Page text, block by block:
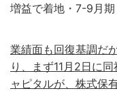
増益で着地・7-9月期
業績面も回復基調だ
り、まず11月2日に
ャピタルが、株式保